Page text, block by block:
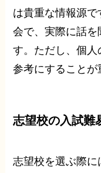
は貴重な情報源
会で、実際に話を
す。ただし、個
参考にすることが
志望校の入試難
志望校を選ぶ際